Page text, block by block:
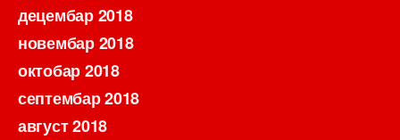
децембар 2018
новембар 2018
октобар 2018
септембар 2018
август 2018